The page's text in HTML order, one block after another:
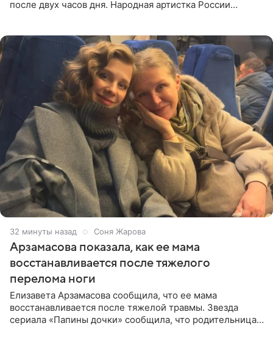
после двух часов дня. Народная артистка России
32 минуты назад Соня Жарова
Арзамасова показала, как ее мама
восстанавливается после тяжелого
перелома ноги
Елизавета Арзамасова сообщила, что ее мама
восстанавливается после тяжелой травмы. Звезда
сериала «Папины дочки» сообщила, что родительница